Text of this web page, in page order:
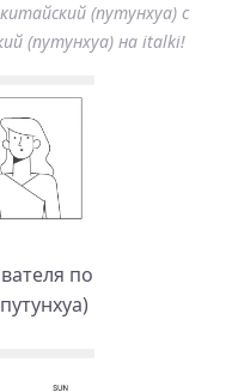
(путунхуа) с
(путунхуа) на italki!
по